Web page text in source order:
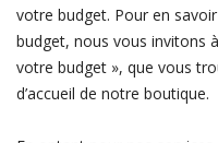
votre budget. Pour en
budget, nous vous invitons
votre budget », que vous
d’accueil de notre boutique.